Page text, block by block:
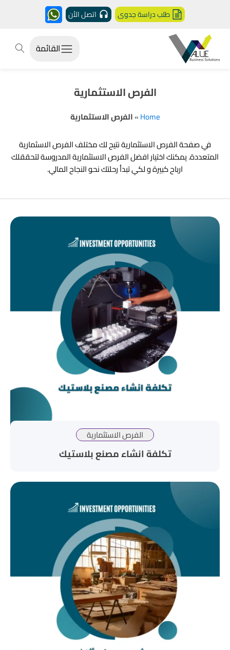
طلب دراسة جدوى اتصل الأن
القائمة
الفرص الاستثمارية
Home
»الفرص الاستثمارية
في صفحة الفرص الاستثمارية نتيح لك مختلف الفرص الاسثمارية
المتعددة. يمكنك اختيار افضل الفرص الاستثمارية المدروسة لتحققلك
ارباح كبيرة و لكي تبدأ رحلتك نحو النجاح المالي.
الفرص الاستثمارية
تكلفة انشاء مصنع بلاستيك